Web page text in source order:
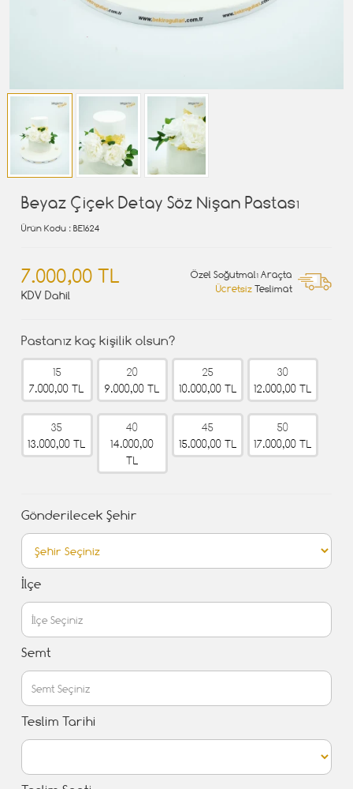
Beyaz Çiçek Detay Söz Nişan Pastası
Ürün Kodu : BE1624
7.000,00 TL
KDV Dahil
Özel Soğutmalı Araçta
Ücretsiz Teslimat
Pastanız kaç kişilik olsun?
15
7.000,00 TL
20
9.000,00 TL
25
10.000,00 TL
30
12.000,00 TL
35
13.000,00 TL
40
14.000,00
TL
45
15.000,00 TL
50
17.000,00 TL
Gönderilecek Şehir
İlçe
Semt
Teslim Tarihi